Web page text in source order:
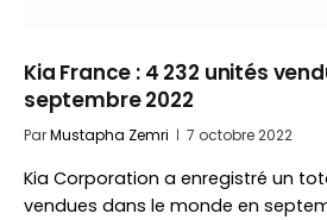
Kia France : 4 232 unités
septembre 2022
ParMustapha Zemri 7 octobre 2022
Kia Corporation a enregistré un
vendues dans le monde en